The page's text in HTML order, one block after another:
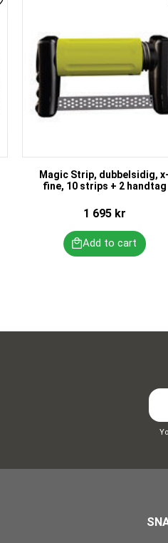
to favorites
Magic Strip, dubbelsidig, x-
fine, 10 strips + 2 handtag
1 695kr